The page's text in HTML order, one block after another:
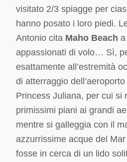
visitato 2/3 spiagge per
hanno posato i loro piedi.
Antonio cita Maho Beach
appassionati di volo… Sì,
esattamente all’estremità
di atterraggio
Princess Juliana, per cui si
primissimi piani ai grandi
mentre si galleggia con il
azzurrissime acque del
fosse in cerca di un lido